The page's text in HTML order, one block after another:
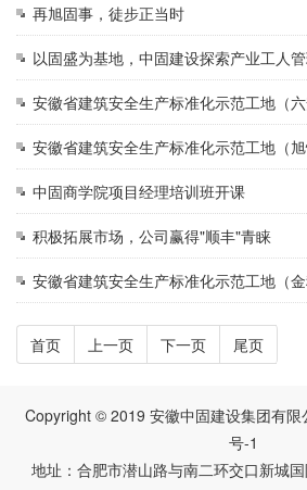
再旭固事，徒步正当时
以固盛为基地，中固建设探索产业工人
安徽省建筑安全生产标准化示范工地（六安碧桂
安徽省建筑安全生产标准化示范工地（旭
中固商学院项目经理培训班开课
积极拓展市场，公司赢得"顺丰"青睐
安徽省建筑安全生产标准化示范工地（金
首页 上一页 下一页 尾页
Copyright © 2019 安徽中固建设集团有限
号-1
地址：合肥市潜山路与南二环交口新城